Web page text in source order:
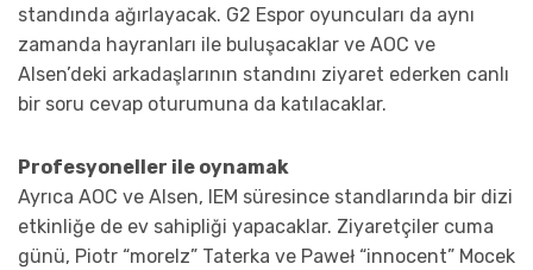
standında ağırlayacak. G2 Espor oyuncuları da aynı
zamanda hayranları ile buluşacaklar ve AOC ve
Alsen’deki arkadaşlarının standını ziyaret ederken canlı
bir soru cevap oturumuna da katılacaklar.
Profesyoneller ile oynamak
Ayrıca AOC ve Alsen, IEM süresince standlarında bir dizi
etkinliğe de ev sahipliği yapacaklar. Ziyaretçiler cuma
günü, Piotr “morelz” Taterka ve Paweł “innocent” Mocek